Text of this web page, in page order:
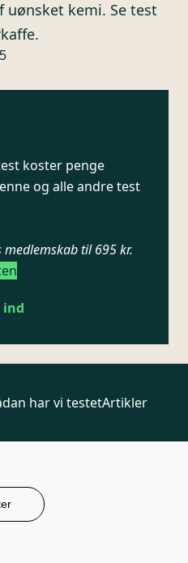
uønsket kemi. Se test
koster penge
og alle andre test
til 695 kr.
ind
har vi testetArtikler